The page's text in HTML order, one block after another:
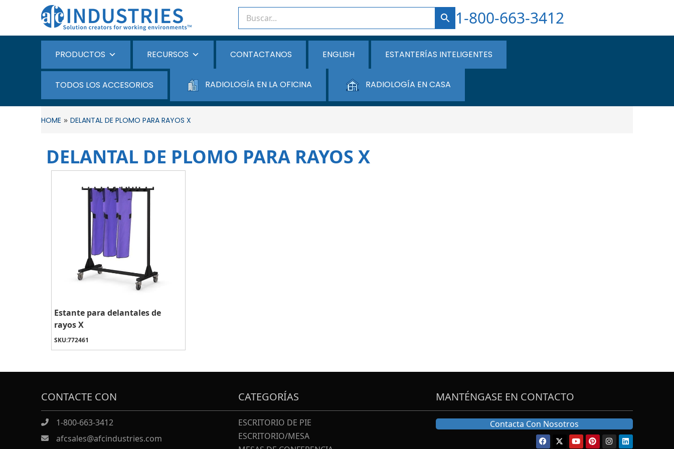
1-800-663-3412
PRODUCTOS RECURSOS CONTACTANOS ENGLISH ESTANTERÍAS INTELIGENTES
TODOS LOS ACCESORIOS RADIOLOGÍA EN LA OFICINA RADIOLOGÍA EN CASA
HOME » DELANTAL DE PLOMO PARA RAYOS X
DELANTAL DE PLOMO PARA RAYOS X
Estante para delantales de
rayos X
SKU:772461
CONTACTE CON
1-800-663-3412
afcsales@afcindustries.com
CATEGORÍAS
ESCRITORIO DE PIE
ESCRITORIO/MESA
MANTÉNGASE EN CONTACTO
Contacta Con Nosotros